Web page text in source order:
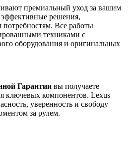
премиальный уход за вашим
эффективные решения,
Все работы
техниками с
оборудования и оригинальных
Гарантии вы получаете
ключевых компонентов. Lexus
уверенность и свободу
за рулем.